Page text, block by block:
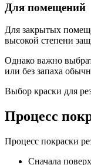
Для помещений
Для закрытых
высокой степени
Однако важно
или без запаха
Выбор краски для
Процесс
Процесс покраски
Сначала